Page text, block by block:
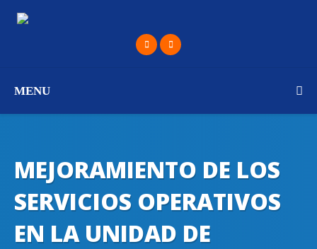
MENU
MEJORAMIENTO DE LOS
SERVICIOS OPERATIVOS
EN LA UNIDAD DE